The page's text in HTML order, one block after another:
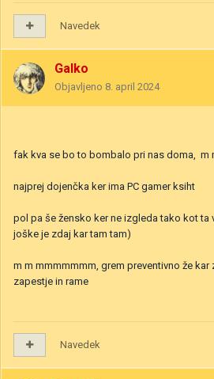
Navedek
Galko
Objavljeno 8. april 2024
fak kva se bo to bombalo pri nas doma, m
najprej dojenčka ker ima PC gamer ksiht
pol pa še žensko ker ne izgleda tako kot ta
joške je zdaj kar tam tam)
m m mmmmmmm, grem preventivno že
zapestje in rame
Navedek